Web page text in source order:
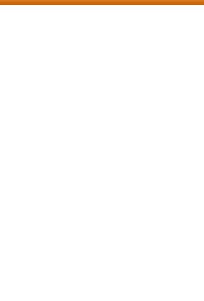
Zeitungen im Berliner